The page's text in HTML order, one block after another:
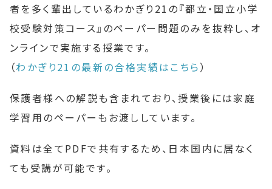
者を多く輩出しているわかぎり21の『都立・国立小学
校受験対策コース』のペーパー問題のみを抜粋し、オ
ンラインで実施する授業です。
（わかぎり21の最新の合格実績はこちら）
保護者様への解説も含まれており、授業後には家庭
学習用のペーパーもお渡ししています。
資料は全てPDFで共有するため、日本国内に居なく
ても受講が可能です。